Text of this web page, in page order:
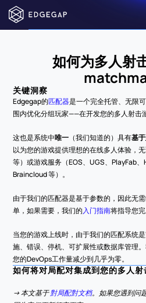
如何为多人射
关键洞察
Edgegap的匹配器是一个完全托管、无限
围内优化分组玩家——在开发您的多人射击
这也是系统中唯一 （我们知道的）具有基
以为您的游戏提供理想的在线多人体验，
等）或游戏服务（EOS、UGS、PlayFab、
Braincloud 等）。
由于我们的匹配器是基于参数的，因此无
单，如果需要，我们的入门指南将指导您完
当您的游戏上线时，由于我们的匹配系统
施、错误、停机、可扩展性或数据库管理
您的DevOps工作量减少到几乎为零。
如何将对局配对集成到您的多人射
-> 本文基于 對局配對文档。如果您遇到问